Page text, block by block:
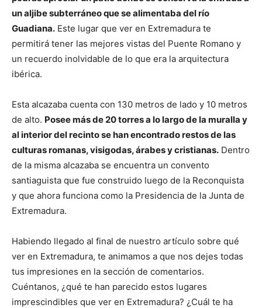
un aljibe subterráneo que se alimentaba del río
Guadiana. Este lugar que ver en Extremadura te
permitirá tener las mejores vistas del Puente Romano y
un recuerdo inolvidable de lo que era la arquitectura
ibérica.
Esta alcazaba cuenta con 130 metros de lado y 10 metros
de alto. Posee más de 20 torres a lo largo de la muralla y
al interior del recinto se han encontrado restos de las
culturas romanas, visigodas, árabes y cristianas. Dentro
de la misma alcazaba se encuentra un convento
santiaguista que fue construido luego de la Reconquista
y que ahora funciona como la Presidencia de la Junta de
Extremadura.
Habiendo llegado al final de nuestro artículo sobre qué
ver en Extremadura, te animamos a que nos dejes todas
tus impresiones en la sección de comentarios.
Cuéntanos, ¿qué te han parecido estos lugares
imprescindibles que ver en Extremadura? ¿Cuál te ha